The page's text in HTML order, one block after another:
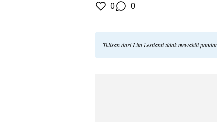
0 0
Tulisan dari Lita Lestianti tidak mewakili